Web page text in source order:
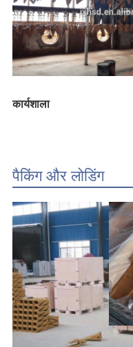
कार्यशाला
पैकिंग और लोडिंग